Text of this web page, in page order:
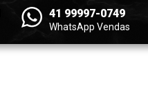
41 99997-0749
WhatsApp Vendas